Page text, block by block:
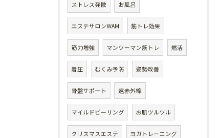
ストレス発散 お風呂
エステサロンWAM 筋トレ効果
筋力増強 マンツーマン筋トレ 燃活
着圧 むくみ予防 姿勢改善
骨盤サポート 遠赤外線
マイルドピーリング お肌ツルツル
クリスマスエステ ヨガトレーニング